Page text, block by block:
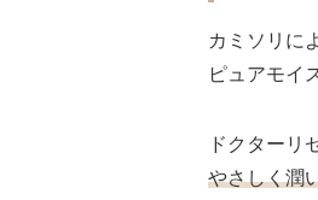
カミソリに
ピュアモイ
ドクターリ
やさしく潤